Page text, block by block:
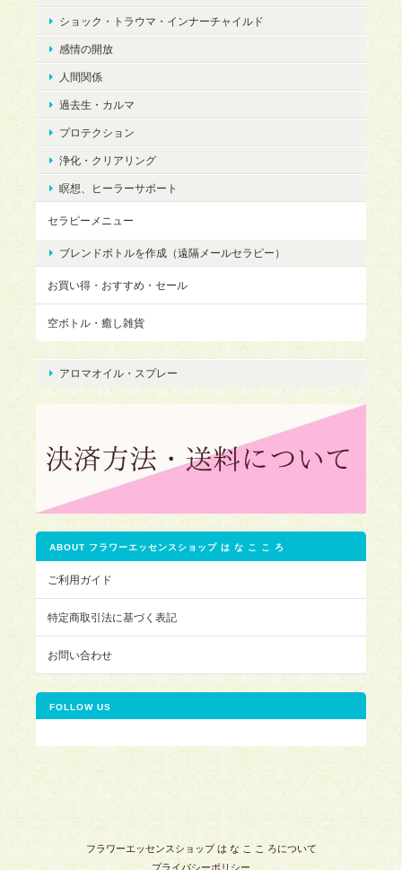
ショック・トラウマ・インナーチャイルド
感情の開放
人間関係
過去生・カルマ
プロテクション
浄化・クリアリング
瞑想、ヒーラーサポート
セラピーメニュー
ブレンドボトルを作成（遠隔メールセラピー）
お買い得・おすすめ・セール
空ボトル・癒し雑貨
アロマオイル・スプレー
ABOUT フラワーエッセンスショップ は な こ こ ろ
ご利用ガイド
特定商取引法に基づく表記
お問い合わせ
FOLLOW US
フラワーエッセンスショップ は な こ こ ろについて
プライバシーポリシー